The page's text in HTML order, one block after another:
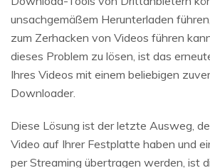
unsachgemäßem Herunterladen
zum Zerhacken von Videos führen
dieses Problem zu lösen, ist das
Ihres Videos mit einem beliebigen
Downloader.
Diese Lösung ist der letzte Ausweg,
Video auf Ihrer Festplatte haben und
per Streaming übertragen werden, ist